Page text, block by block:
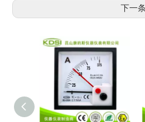
下一